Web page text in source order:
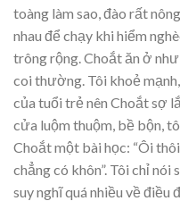
toàng làm sao, đào rất
nhau để chạy khi hiểm
trông rộng. Choắt ăn ở
coi thường. Tôi khoẻ
của tuổi trẻ nên Choắt sợ
cửa luộm thuộm, bề bộn,
Choắt một bài học: “Ôi
chẳng có khôn”. Tôi chỉ
suy nghĩ quá nhiều về điều